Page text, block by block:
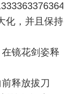
，并且保持
镜花剑姿释
释放拔刀